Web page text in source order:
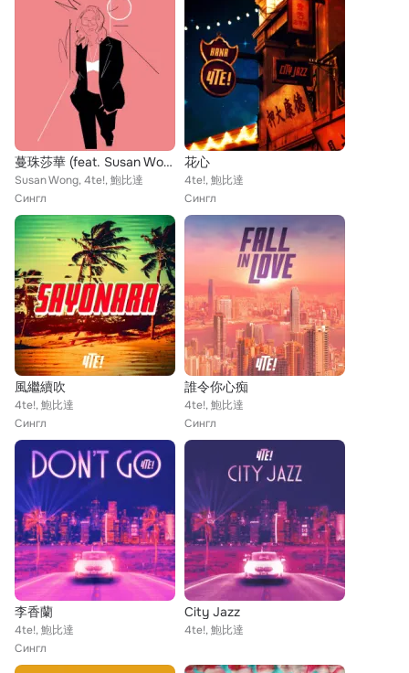
蔓珠莎華 (feat. Susan Wong) (音樂永續作品)
Susan Wong, 4te!, 鮑比達
Сингл
花心
4te!, 鮑比達
Сингл
風繼續吹
4te!, 鮑比達
Сингл
誰令你心痴
4te!, 鮑比達
Сингл
李香蘭
4te!, 鮑比達
Сингл
City Jazz
4te!, 鮑比達